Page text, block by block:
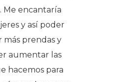
Me encantaría
y así poder
prendas y
aumentar las
hacemos para